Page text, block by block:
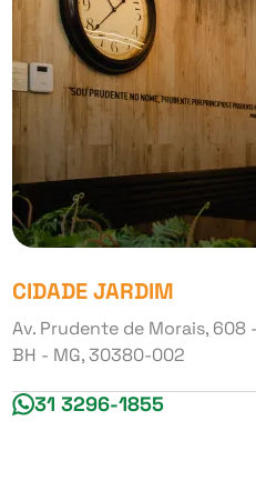
CIDADE JARDIM
Av. Prudente de Morais, 608
BH - MG, 30380-002
31 3296-1855